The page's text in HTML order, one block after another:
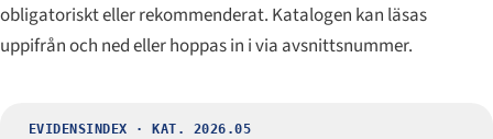
obligatoriskt eller rekommenderat. Katalogen kan läsas
uppifrån och ned eller hoppas in i via avsnittsnummer.
EVIDENSINDEX · KAT. 2026.05